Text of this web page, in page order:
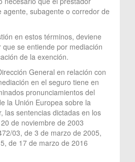
agente, subagente o corredor de
en estos términos, deviene
se entiende por mediación
de la exención.
General en relación con
en el seguro tiene en
pronunciamientos del
la Unión Europea sobre la
las sentencias dictadas en los
de noviembre de 2003
03, de 3 de marzo de 2005,
de 17 de marzo de 2016